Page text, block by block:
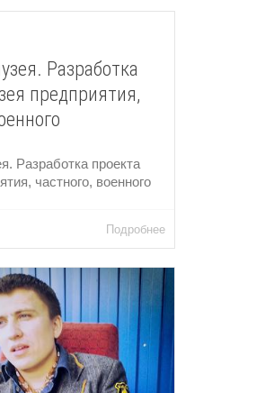
Разработка
предприятия,
Разработка проекта
частного, военного
Подробнее